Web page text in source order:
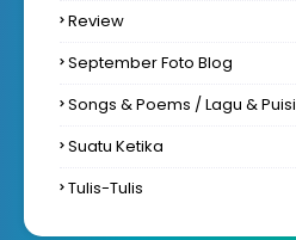
Review
September Foto Blog
Songs & Poems / Lagu & Puisi
Suatu Ketika
Tulis-Tulis